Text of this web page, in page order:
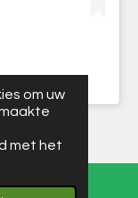
om uw
met het